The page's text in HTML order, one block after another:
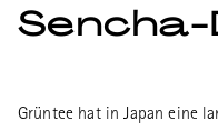
Sencha-
Grüntee hat in Japan eine